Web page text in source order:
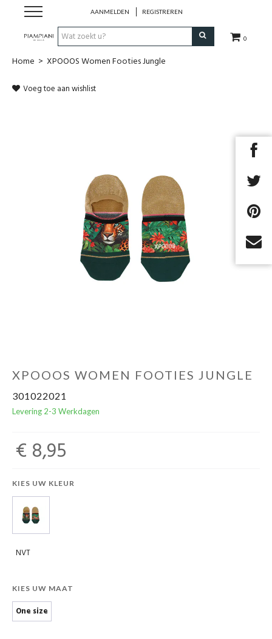
0
AANMELDEN REGISTREREN
Nieuwe Collectie
Home > XPOOOS Women Footies Jungle
Voeg toe aan wishlist
XPOOOS WOMEN FOOTIES JUNGLE
301022021
Levering 2-3 Werkdagen
€ 8,95
KIES UW KLEUR
NVT
KIES UW MAAT
One size